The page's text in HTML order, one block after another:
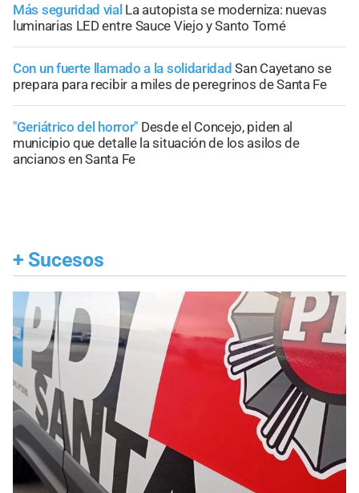
Más seguridad vial La autopista se moderniza: nuevas
luminarias LED entre Sauce Viejo y Santo Tomé
Con un fuerte llamado a la solidaridad San Cayetano se
prepara para recibir a miles de peregrinos de Santa Fe
"Geriátrico del horror" Desde el Concejo, piden al
municipio que detalle la situación de los asilos de
ancianos en Santa Fe
+ Sucesos